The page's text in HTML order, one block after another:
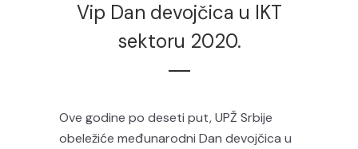
Vip Dan devojčica u IKT
sektoru 2020.
Ove godine po deseti put, UPŽ Srbije
obeležiće međunarodni Dan devojčica u